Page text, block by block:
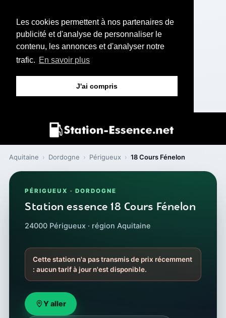
Les cookies permettent à nos partenaires de
publicité et d'analyse de personnaliser le
contenu, les annonces et d'analyser notre
trafic. En savoir plus
J'ai compris
Aquitaine › Dordogne › Périgueux › 18 Cours Fénelon
PÉRIGUEUX · DORDOGNE
Station essence 18 Cours Fénelon
24000 Périgueux · région Aquitaine
Cette station n'a pas transmis de prix récemment
: aucun tarif à jour n'est disponible.
Y aller